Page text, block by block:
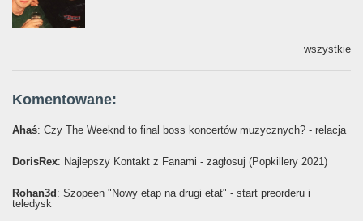
wszystkie
Komentowane:
Ahaś: Czy The Weeknd to final boss koncertów muzycznych? - relacja
DorisRex: Najlepszy Kontakt z Fanami - zagłosuj (Popkillery 2021)
Rohan3d : Szopeen "Nowy etap na drugi etat" - start preorderu i
teledysk